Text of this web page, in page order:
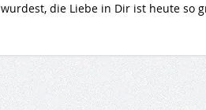
wurdest, die Liebe in Dir ist heute so